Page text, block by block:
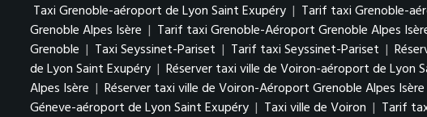
Taxi Grenoble-aéroport de Lyon Saint Exupéry | Tarif taxi Grenoble-
Grenoble Alpes Isère | Tarif taxi Grenoble-Aéroport Grenoble Alpes
Grenoble | Taxi Seyssinet-Pariset | Tarif taxi Seyssinet-Pariset |
de Lyon Saint Exupéry | Réserver taxi ville de Voiron-aéroport de Lyon
Alpes Isère | Réserver taxi ville de Voiron-Aéroport Grenoble Alpes Isère
Géneve-aéroport de Lyon Saint Exupéry | Taxi ville de Voiron | Tarif